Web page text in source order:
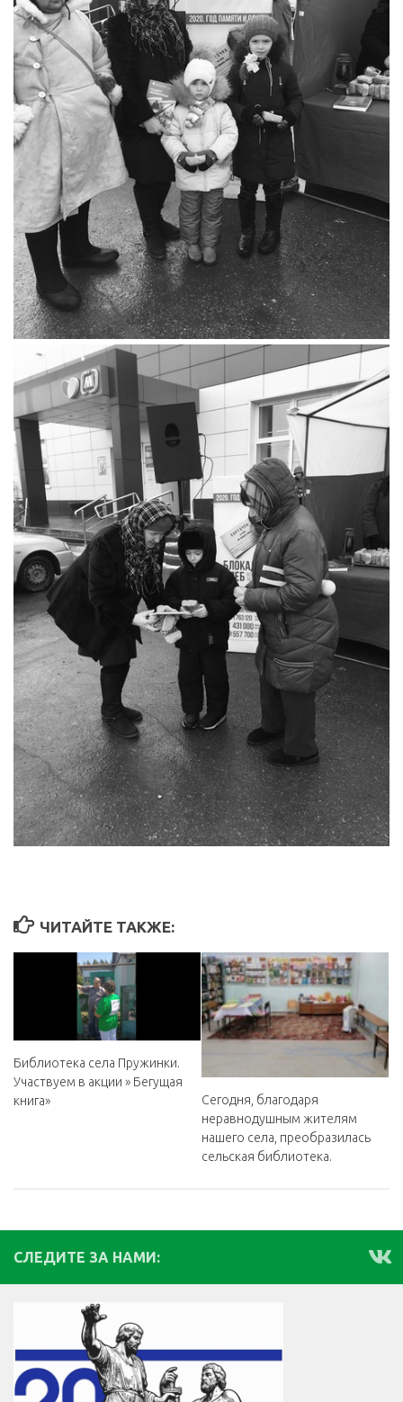
ЧИТАЙТЕ ТАКЖЕ:
Библиотека села Пружинки.
Участвуем в акции » Бегущая
книга»
Сегодня, благодаря
неравнодушным жителям
нашего села, преобразилась
сельская библиотека.
СЛЕДИТЕ ЗА НАМИ: